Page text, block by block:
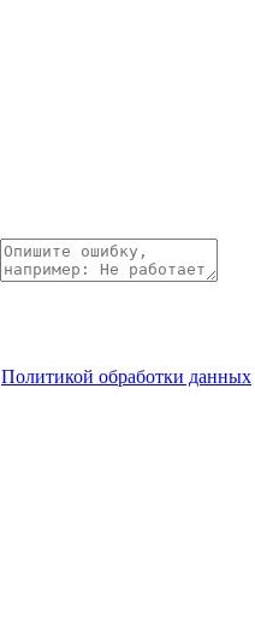
Политикой обработки данных